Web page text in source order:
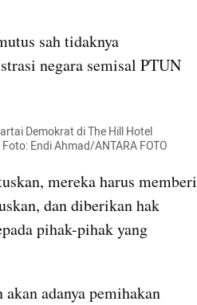
sah tidaknya
negara semisal PTUN
Demokrat di The Hill Hotel
Endi Ahmad/ANTARA FOTO
mereka harus memberi
dan diberikan hak
pihak-pihak yang
adanya pemihakan